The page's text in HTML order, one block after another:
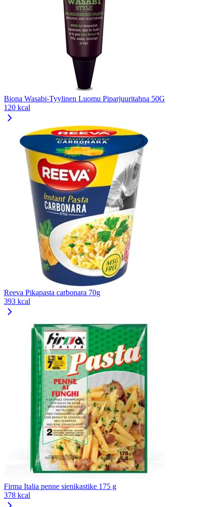
Biona Wasabi-Tyylinen Luomu Piparjuuritahna 50G
120 kcal
Reeva Pikapasta carbonara 70g
393 kcal
Firma Italia penne sienikastike 175 g
378 kcal